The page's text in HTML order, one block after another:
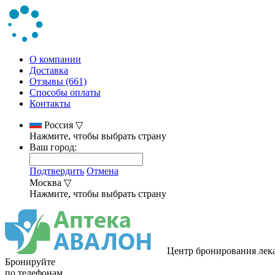
О компании
Доставка
Отзывы (661)
Способы оплаты
Контакты
Россия ▽
Нажмите, чтобы выбрать страну
Ваш город:
Подтвердить Отмена
Москва ▽
Нажмите, чтобы выбрать страну
Центр бронирования
Бронируйте
по телефонам